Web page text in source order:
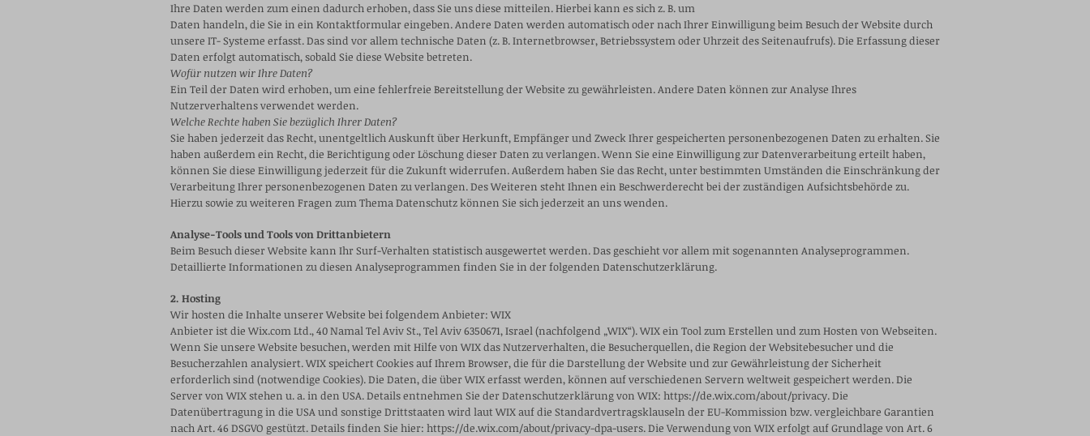
Ihre Daten werden zum einen dadurch erhoben, dass Sie uns diese mitteilen. Hierbei kann es sich z. B. um
Daten handeln, die Sie in ein Kontaktformular eingeben.Andere Daten werden automatisch oder nach Ihrer Einwilligung beim Besuch der Website durch
unsere IT- Systeme erfasst. Das sind vor allem technische Daten (z. B. Internetbrowser, Betriebssystem oder Uhrzeitdes Seitenaufrufs). Die Erfassung dieser
Daten erfolgt automatisch, sobald Sie diese Website betreten.
Wofür nutzen wir Ihre Daten?
Ein Teil der Daten wird erhoben, um eine fehlerfreie Bereitstellung der Website zu gewährleisten. Andere Daten können zur Analyse Ihres
Nutzerverhaltens verwendet werden.
Welche Rechte haben Sie bezüglich Ihrer Daten?
Sie haben jederzeit das Recht, unentgeltlich Auskunft über Herkunft, Empfänger und Zweck Ihrer gespeicherten personenbezogenen Daten zu erhalten. Sie
haben außerdem ein Recht, die Berichtigung oder Löschung dieser Daten zu verlangen. Wenn Sie eine Einwilligung zur Datenverarbeitung erteilt haben,
können Sie diese Einwilligung jederzeit für die Zukunft widerrufen. Außerdem haben Sie das Recht, unter bestimmten Umständen die Einschränkung der
Verarbeitung Ihrer personenbezogenen Daten zu verlangen.Des Weiteren steht Ihnen ein Beschwerderecht bei der zuständigen Aufsichtsbehörde zu.
Hierzu sowie zu weiteren Fragen zum Thema Datenschutz können Sie sich jederzeit an uns wenden.
Analyse-Tools und Tools von Drittanbietern
Beim Besuch dieser Website kann Ihr Surf-Verhalten statistisch ausgewertet werden. Das geschieht vor allem mit sogenannten Analyseprogrammen.
Detaillierte Informationen zu diesen Analyseprogrammen finden Sie in der folgenden Datenschutzerklärung.
2. Hosting
Wir hosten die Inhalte unserer Website bei folgendem Anbieter: WIX
Anbieter ist die Wix.com Ltd., 40 Namal Tel Aviv St., Tel Aviv 6350671, Israel (nachfolgend „WIX“). WIX ein Tool zum Erstellen und zum Hosten von Webseiten.
Wenn Sie unsere Website besuchen, werden mit Hilfe von WIX das Nutzerverhalten, die Besucherquellen, die Region der Websitebesucher und die
Besucherzahlen analysiert. WIX speichert Cookies auf Ihrem Browser, die für die Darstellung der Website und zur Gewährleistung der Sicherheit
erforderlich sind (notwendige Cookies). Die Daten, die über WIX erfasst werden, können auf verschiedenen Servern weltweit gespeichert werden. Die
Server von WIX stehen u. a. in den USA. Details entnehmen Sie der Datenschutzerklärung von WIX: https://de.wix.com/about/privacy.Die
Datenübertragung in die USA und sonstige Drittstaaten wird laut WIX auf die Standardvertragsklauseln der EU-Kommission bzw. vergleichbare Garantien
nach Art. 46 DSGVO gestützt. Details finden Sie hier: https://de.wix.com/about/privacy-dpa-users.Die Verwendung von WIX erfolgt auf Grundlage von Art. 6